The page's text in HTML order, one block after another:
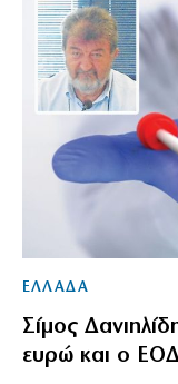
ΕΛΛΑΔΑ
Σίμος
ευρώ και ο